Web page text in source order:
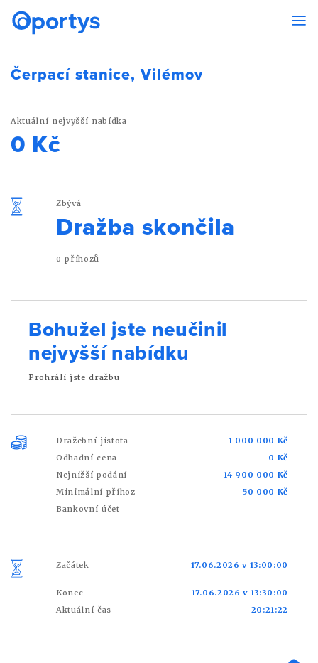
Čerpací stanice, Vilémov
Aktuální nejvyšší nabídka
0 Kč
Zbývá
Dražba skončila
0 příhozů
Bohužel jste neučinil
nejvyšší nabídku
Prohráli jste dražbu
Dražební jistota 1 000 000 Kč
Odhadní cena 0 Kč
Nejnižší podání 14 900 000 Kč
Minimální příhoz 50 000 Kč
Bankovní účet
Začátek 17.06.2026 v 13:00:00
Konec 17.06.2026 v 13:30:00
Aktuální čas 20:21:22